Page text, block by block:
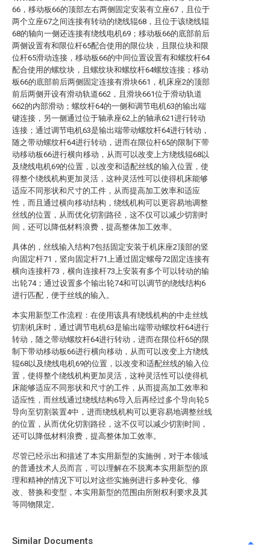
66，移动板66的顶部左右两侧固定安装有立座67，且位于
两个立座67之间连接有转动的绕线辊68，且位于该绕线辊
68的轴向一侧还连接有绕线电机69；移动板66的底部前后
两侧设置有和限位杆65配合使用的限位块，且限位块和限
位杆65滑动连接，移动板66的中间位置设置有和螺纹杆64
配合使用的螺纹块，且螺纹块和螺纹杆64螺纹连接；移动
板66的底部前后两侧固定连接有滑块661，机床座2的顶部
前后两侧开设有滑动轨道662，且滑块661位于滑动轨道
662的内部滑动；螺纹杆64的一侧和调节电机63的输出端
键连接，另一侧通过位于轴承座62上的轴承621进行转动
连接；通过调节电机63是输出端带动螺纹杆64进行转动，
随之带动螺纹杆64进行转动，进而在限位杆65的限制下带
动移动板66进行横向移动，从而可以改变上方绕线辊68以
及绕线电机69的位置，以改变和适配丝线的输入位置，使
得整个绕线机构更加灵活，这种灵活性可以使得机床能够
适应不同形状和尺寸的工件，从而提高加工效率和适应
性，而且通过横向移动结构，绕线机构可以更容易地调整
丝线的位置，从而优化切割路径，这不仅可以减少切割时
间，还可以降低材料浪费，提高整体加工效率。
具体的，丝线输入结构7包括固定安装于机床座2顶部的竖
向固定杆71，竖向固定杆71上通过固定螺母72固定连接有
横向连接杆73，横向连接杆73上安装有多个可以转动的输
出轮74；通过设置多个输出轮74和可以调节的绕线结构6
进行匹配，便于丝线的输入。
本实用新型工作流程：在使用该具有绕线机构的中走丝线
切割机床时，通过调节电机63是输出端带动螺纹杆64进行
转动，随之带动螺纹杆64进行转动，进而在限位杆65的限
制下带动移动板66进行横向移动，从而可以改变上方绕线
辊68以及绕线电机69的位置，以改变和适配丝线的输入位
置，使得整个绕线机构更加灵活，这种灵活性可以使得机
床能够适应不同形状和尺寸的工件，从而提高加工效率和
适应性，而丝线通过绕线结构6导入后再经过多个导向轮5
导向至切割装置4中，进而绕线机构可以更容易地调整丝线
的位置，从而优化切割路径，这不仅可以减少切割时间，
还可以降低材料浪费，提高整体加工效率。
尽管已经示出和描述了本实用新型的实施例，对于本领域
的普通技术人员而言，可以理解在不脱离本实用新型的原
理和精神的情况下可以对这些实施例进行多种变化、修
改、替换和变型，本实用新型的范围由所附权利要求及其
等同物限定。
Similar Documents